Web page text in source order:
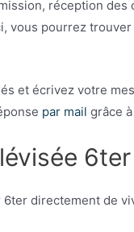
réception
vous pourrez
et écrivez votre
par mail grâce
directement de